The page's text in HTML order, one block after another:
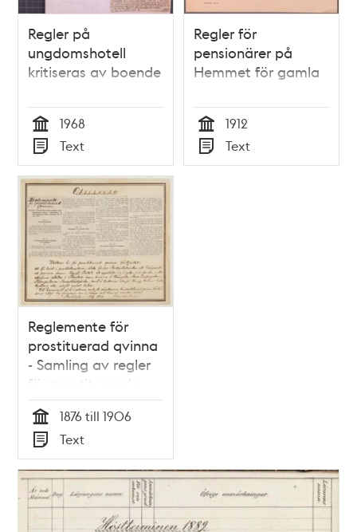
Regler på
ungdomshotell
kritiseras av boende
Tid
1968
Typ
Text
Regler för
pensionärer på
Hemmet för gamla
Tid
1912
Typ
Text
Reglemente för
prostituerad qvinna
- Samling av regler
för prostituerade
kvinnor år 1875
Tid
1876 till 1906
Typ
Text